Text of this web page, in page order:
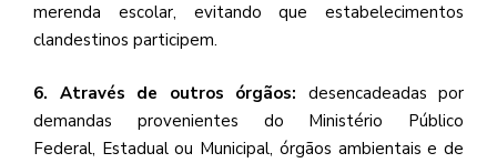
merenda escolar, evitando que estabelecimentos
clandestinos participem.
6. Através de outros órgãos: desencadeadas por
demandas provenientes do Ministério Público
Federal, Estadual ou Municipal, órgãos ambientais e de